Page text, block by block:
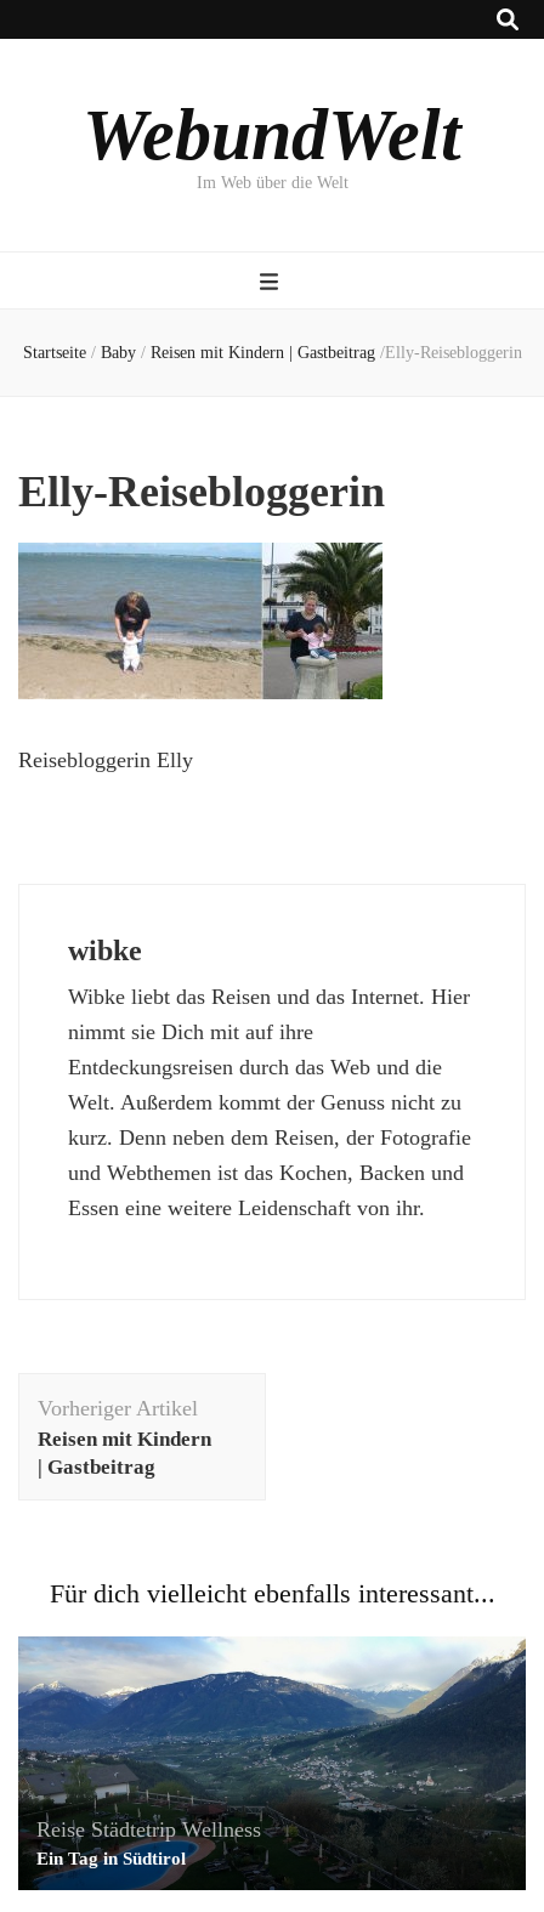
WebundWelt
Im Web über die Welt
Startseite / Baby / Reisen mit Kindern | Gastbeitrag /Elly-Reisebloggerin
Elly-Reisebloggerin
Reisebloggerin Elly
wibke
Wibke liebt das Reisen und das Internet. Hier
nimmt sie Dich mit auf ihre
Entdeckungsreisen durch das Web und die
Welt. Außerdem kommt der Genuss nicht zu
kurz. Denn neben dem Reisen, der Fotografie
und Webthemen ist das Kochen, Backen und
Essen eine weitere Leidenschaft von ihr.
Vorheriger Artikel
Reisen mit Kindern
| Gastbeitrag
Für dich vielleicht ebenfalls interessant...
Reise Städtetrip Wellness
Ein Tag in Südtirol